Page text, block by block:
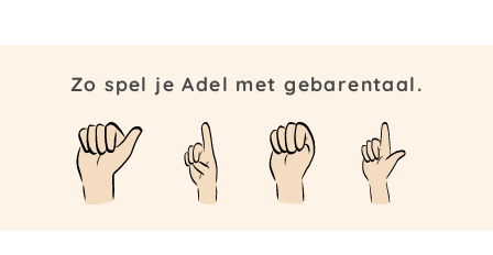
Zo spel je Adel met gebarentaal.